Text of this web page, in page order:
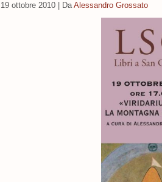
19 ottobre 2010 Da Alessandro Grossato